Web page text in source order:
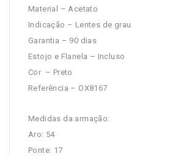
Material – Acetato
Indicação – Lentes de grau
Garantia – 90 dias
Estojo e Flanela – Incluso
Cor – Preto
Referência – OX8167
Medidas da armação:
Aro: 54
Ponte: 17